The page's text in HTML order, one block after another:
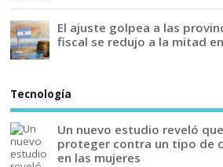
El ajuste golpea a las
fiscal se redujo a la mitad
Tecnología
Un nuevo estudio reveló
proteger contra un tipo de
en las mujeres